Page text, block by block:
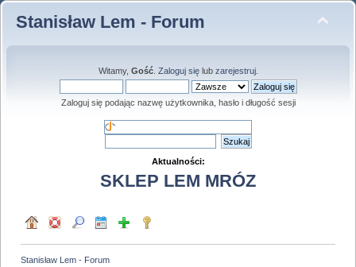
Stanisław Lem - Forum
Witamy, Gość. Zaloguj sięlub zarejestruj.
Zaloguj się podając nazwę użytkownika, hasło i długość sesji
Aktualności:
SKLEP LEM MRÓZ
Stanisław Lem - Forum